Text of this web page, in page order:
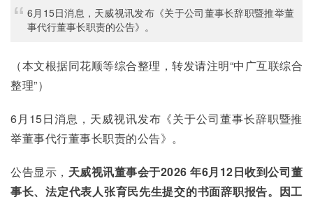
6月15日消息，天威视讯发布《关于公司董事长辞职暨推举董
事代行董事长职责的公告》。
（本文根据同花顺等综合整理，转发请注明“中广互联综合
整理”）
6月15日消息，天威视讯发布《关于公司董事长辞职暨推
举董事代行董事长职责的公告》。
公告显示， 天威视讯董事会于2026 年6月12日收到公司董
事长、法定代表人张育民先生提交的书面辞职报告。因工